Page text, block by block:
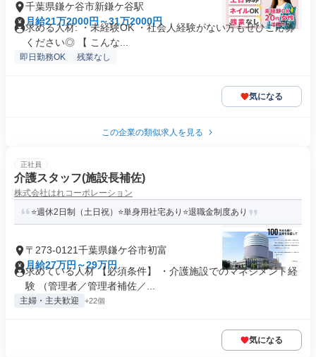
千葉県鎌ケ谷市新鎌ケ谷駅
月給21万2000円～31万2000円
求める人材: ・未経験OK ・社会人経験がない方もぜひご応募
ください◎ 【 こんな...
即日勤務OK 残業なし
気になる
この企業の類似求人を見る
正社員
介護スタッフ(施設長補佐)
株式会社はれコーポレーション
⭐️週休2日制（土日祝）⭐️単身用社宅あり⭐️退職金制度あり
〒273-0121千葉県鎌ケ谷市初富
月給27万円～29万円
求めている人材 【必須条件】 ・介護施設でのマネジメント経
験 （管理者／管理者補佐／...
主婦・主夫歓迎 +22個
気になる